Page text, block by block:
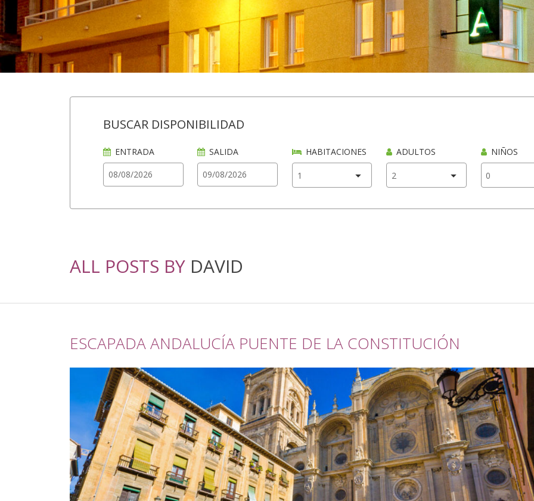
BUSCAR DISPONIBILIDAD
ENTRADA SALIDA HABITACIONES ADULTOS NIÑOS
ALL POSTS BY DAVID
ESCAPADA ANDALUCÍA PUENTE DE LA CONSTITUCIÓN